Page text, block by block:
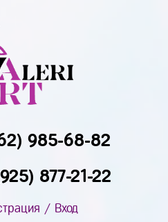
985-68-82
877-21-22
/ Вход